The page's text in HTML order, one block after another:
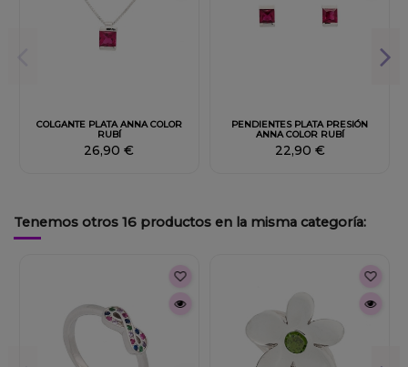
COLGANTE PLATA ANNA COLOR
RUBÍ
26,90 €
PENDIENTES PLATA PRESIÓN
ANNA COLOR RUBÍ
22,90 €
Tenemos otros 16 productos en la misma categoría: